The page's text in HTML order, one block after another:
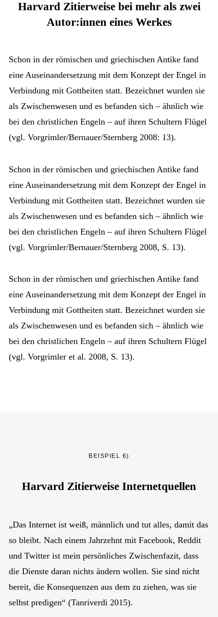
Harvard Zitierweise bei mehr als zwei
Autor:innen eines Werkes
Schon in der römischen und griechischen Antike fand
eine Auseinandersetzung mit dem Konzept der Engel in
Verbindung mit Gottheiten statt. Bezeichnet wurden sie
als Zwischenwesen und es befanden sich – ähnlich wie
bei den christlichen Engeln – auf ihren Schultern Flügel
(vgl. Vorgrimler/Bernauer/Sternberg 2008: 13).
Schon in der römischen und griechischen Antike fand
eine Auseinandersetzung mit dem Konzept der Engel in
Verbindung mit Gottheiten statt. Bezeichnet wurden sie
als Zwischenwesen und es befanden sich – ähnlich wie
bei den christlichen Engeln – auf ihren Schultern Flügel
(vgl. Vorgrimler/Bernauer/Sternberg 2008, S. 13).
Schon in der römischen und griechischen Antike fand
eine Auseinandersetzung mit dem Konzept der Engel in
Verbindung mit Gottheiten statt. Bezeichnet wurden sie
als Zwischenwesen und es befanden sich – ähnlich wie
bei den christlichen Engeln – auf ihren Schultern Flügel
(vgl. Vorgrimler et al. 2008, S. 13).
BEISPIEL 6)
Harvard Zitierweise Internetquellen
„Das Internet ist weiß, männlich und tut alles, damit das
so bleibt. Nach einem Jahrzehnt mit Facebook, Reddit
und Twitter ist mein persönliches Zwischenfazit, dass
die Dienste daran nichts ändern wollen. Sie sind nicht
bereit, die Konsequenzen aus dem zu ziehen, was sie
selbst predigen“ (Tanriverdi 2015).